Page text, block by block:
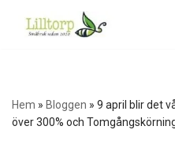
Hem » Bloggen » 9 april blir det
över 300% och